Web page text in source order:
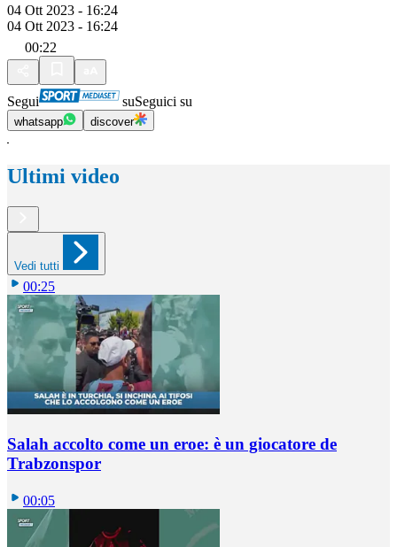
04 Ott 2023 - 16:24
04 Ott 2023 - 16:24
00:22
Segui suSeguici su
whatsapp discover
Ultimi video
Vedi tutti
00:25
Salah accolto come un eroe: è un giocatore de
Trabzonspor
00:05